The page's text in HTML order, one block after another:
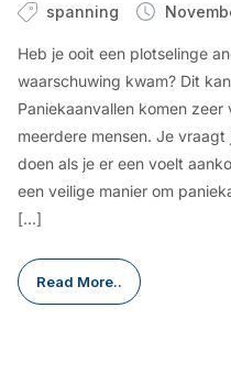
spanning
Heb je ooit een plotselinge
waarschuwing kwam? Dit
Paniekaanvallen komen
meerdere mensen. Je
doen als je er een voelt
een veilige manier om
[…]
Read More..